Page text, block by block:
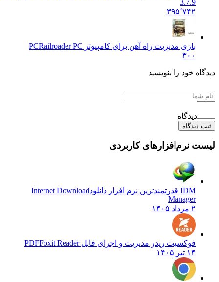
3.7.9
۳۹۵٬۷۴۲
بازی مدیریت راه آهن برای کامپیوتر PC Railroader PC
۳۰۰
دیدگاه خود را بنویسید
دیدگاه
ثبت دیدگاه
لیست نرم‌افزارهای کاربردی
IDM قدرتمندترین نرم افزار دانلود
Internet Download
Manager
۲ مرداد ۱۴۰۵
فوکسیت ریدر مدیریت و اجرای فایل PDFFoxit Reader
۱۴ تیر ۱۴۰۵